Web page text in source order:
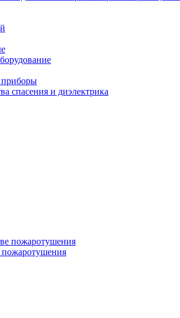
приборы
спасения и диэлектрика
пожаротушения